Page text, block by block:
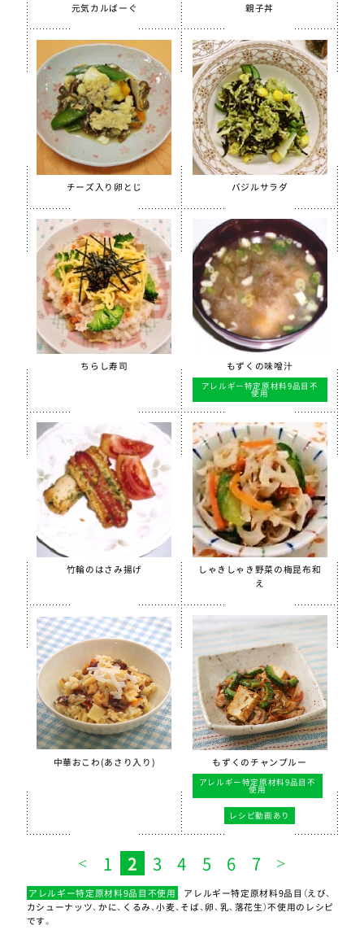
スクールちくわ
【只今休売中】スクールかにボール
全学栄 枝豆とじゃこの元気ボール
全学栄 野菜ミックスボール
全学栄 ニューミートップ
検索
元気カルばーぐ 親子丼
チーズ入り卵とじ バジルサラダ
ちらし寿司 もずくの味噌汁
アレルギー特定原材料9品目不
使用
竹輪のはさみ揚げ
しゃきしゃき野菜の梅昆布和
え
中華おこわ(あさり入り) もずくのチャンプルー
アレルギー特定原材料9品目不
使用
レシピ動画あり
1 2 3 4 5 6 7
アレルギー特定原材料9品目不使用
アレルギー特定原材料9品目（えび、
カシューナッツ、かに、くるみ、小麦、そば、卵、乳、落花生）不使用のレシピ
です。